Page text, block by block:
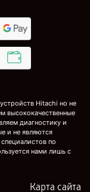
Hitachi но не
высококачественные
диагностику и
и не являются
по
нами лишь с
Карта сайта